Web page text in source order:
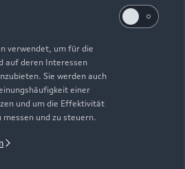
verwendet, um für die
auf deren Interessen
Sie werden auch
einer
und um die Effektivität
und zu steuern.